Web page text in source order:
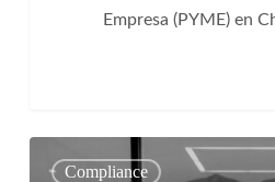
Empresa (PYME) en
Compliance
0